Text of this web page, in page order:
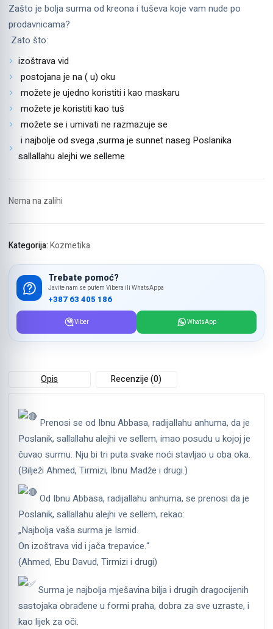
Zašto je bolja surma od kreona i tuševa koje vam nude po
prodavnicama?
Zato što:
izoštrava vid
postojana je na ( u) oku
možete je ujedno koristiti i kao maskaru
možete je koristiti kao tuš
možete se i umivati ne razmazuje se
i najbolje od svega ,surma je sunnet naseg Poslanika
sallallahu alejhi we selleme
Nema na zalihi
Kategorija:Kozmetika
Trebate pomoć?
Javite nam se putem Vibera ili WhatsAppa
+387 63 405 186
Viber WhatsApp
Opis Recenzije (0)
Prenosi se od Ibnu Abbasa, radijallahu anhuma, da je
Poslanik, sallallahu alejhi ve sellem, imao posudu u kojoj je
čuvao surmu. Nju bi tri puta svake noći stavljao u oba oka.
(Bilježi Ahmed, Tirmizi, Ibnu Madže i drugi.)
Od Ibnu Abbasa, radijallahu anhuma, se prenosi da je
Poslanik, sallallahu alejhi ve sellem, rekao:
„Najbolja vaša surma je Ismid.
On izoštrava vid i jača trepavice.“
(Ahmed, Ebu Davud, Tirmizi i drugi)
Surma je najbolja mješavina bilja i drugih dragocijenih
sastojaka obrađene u formi praha, dobra za sve uzraste, i
kao lijek za oči.